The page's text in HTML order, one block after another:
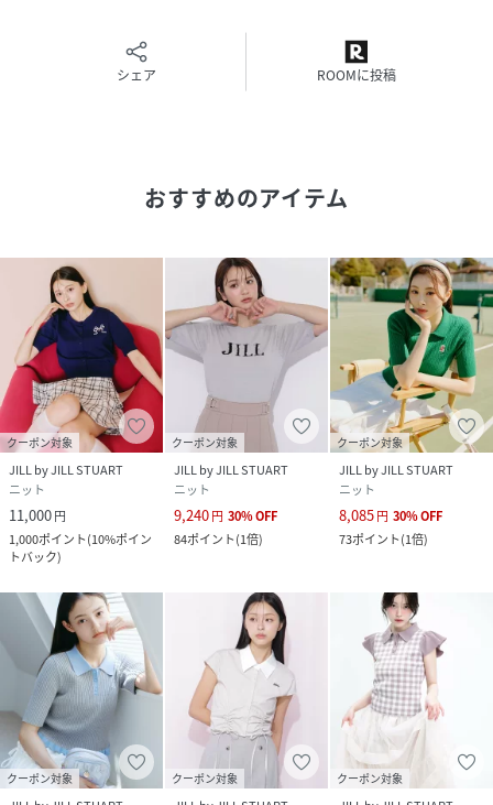
シェア ROOMに投稿
おすすめのアイテム
クーポン対象
JILL by JILL STUART
ニット
11,000円
1,000ポイント(10%ポイン
トバック)
クーポン対象
JILL by JILL STUART
ニット
9,240円 30%OFF
84ポイント(1倍)
クーポン対象
JILL by JILL STUART
ニット
8,085円 30%OFF
73ポイント(1倍)
クーポン対象 クーポン対象 クーポン対象